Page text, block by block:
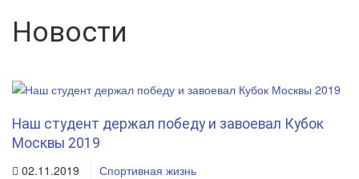
Новости
Наш студент держал победу и завоевал Кубок
Москвы 2019
02.11.2019
Спортивная жизнь